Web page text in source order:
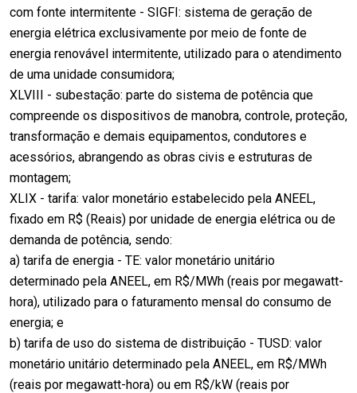
com fonte intermitente - SIGFI: sistema de geração de
energia elétrica exclusivamente por meio de fonte de
energia renovável intermitente, utilizado para o atendimento
de uma unidade consumidora;
XLVIII - subestação: parte do sistema de potência que
compreende os dispositivos de manobra, controle, proteção,
transformação e demais equipamentos, condutores e
acessórios, abrangendo as obras civis e estruturas de
montagem;
XLIX - tarifa: valor monetário estabelecido pela ANEEL,
fixado em R$ (Reais) por unidade de energia elétrica ou de
demanda de potência, sendo:
a) tarifa de energia - TE: valor monetário unitário
determinado pela ANEEL, em R$/MWh (reais por megawatt-
hora), utilizado para o faturamento mensal do consumo de
energia; e
b) tarifa de uso do sistema de distribuição - TUSD: valor
monetário unitário determinado pela ANEEL, em R$/MWh
(reais por megawatt-hora) ou em R$/kW (reais por